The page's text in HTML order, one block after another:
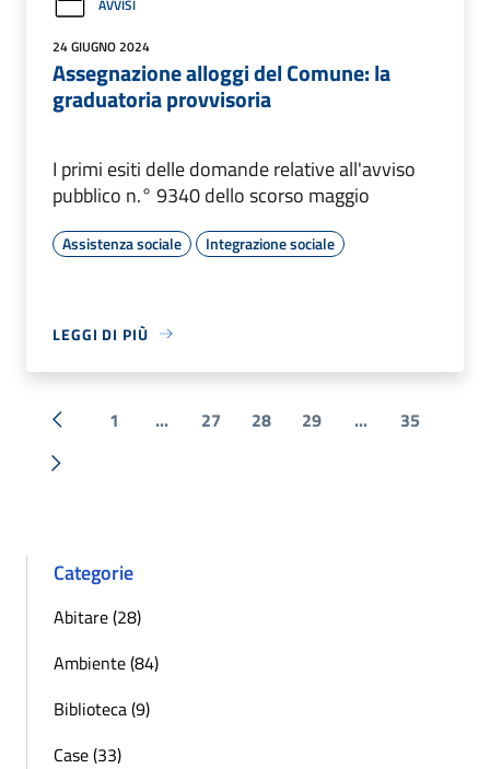
AVVISI
24 GIUGNO 2024
Assegnazione alloggi del Comune: la
graduatoria provvisoria
I primi esiti delle domande relative all'avviso
pubblico n.° 9340 dello scorso maggio
Assistenza sociale Integrazione sociale
LEGGI DI PIÙ
« Precedente
1 ... 27 28 29 ... 35
Successiva »
Categorie
Abitare (28)
Ambiente (84)
Biblioteca (9)
Case (33)